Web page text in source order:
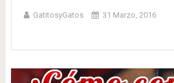
GatitosyGatos 31 Marzo, 2016